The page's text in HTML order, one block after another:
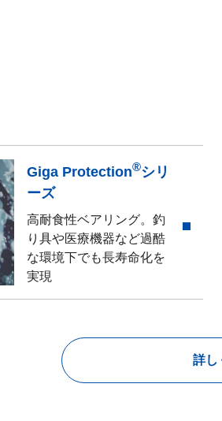
Giga Protection®シリ
ーズ
高耐食性ベアリング。釣
り具や医療機器など過酷
な環境下でも長寿命化を
実現
詳し